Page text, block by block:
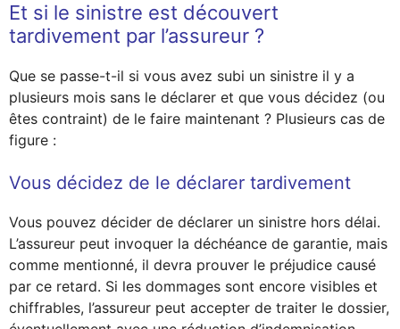
Et si le sinistre est découvert
tardivement par l’assureur ?
Que se passe-t-il si vous avez subi un sinistre il y a
plusieurs mois sans le déclarer et que vous décidez (ou
êtes contraint) de le faire maintenant ? Plusieurs cas de
figure :
Vous décidez de le déclarer tardivement
Vous pouvez décider de déclarer un sinistre hors délai.
L’assureur peut invoquer la déchéance de garantie, mais
comme mentionné, il devra prouver le préjudice causé
par ce retard. Si les dommages sont encore visibles et
chiffrables, l’assureur peut accepter de traiter le dossier,